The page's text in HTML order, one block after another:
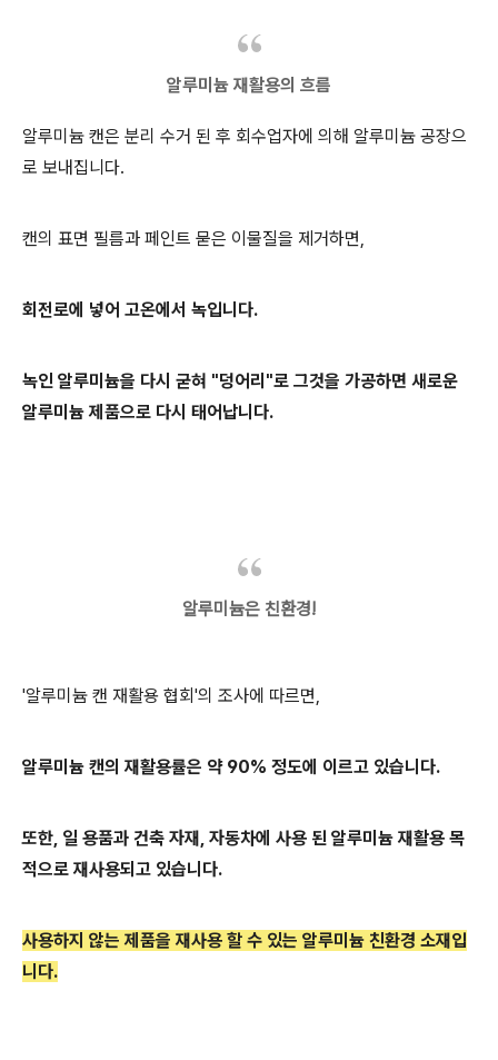
알루미늄 재활용의 흐름
알루미늄 캔은 분리 수거 된 후 회수업자에 의해 알루미늄 공장으
로 보내집니다.
캔의 표면 필름과 페인트 묻은 이물질을 제거하면,
회전로에 넣어 고온에서 녹입니다.
녹인 알루미늄을 다시 굳혀 "덩어리"로 그것을 가공하면 새로운
알루미늄 제품으로 다시 태어납니다.
알루미늄은 친환경!
'알루미늄 캔 재활용 협회'의 조사에 따르면,
알루미늄 캔의 재활용률은 약 90% 정도에 이르고 있습니다.
또한, 일 용품과 건축 자재, 자동차에 사용 된 알루미늄 재활용 목
적으로 재사용되고 있습니다.
사용하지 않는 제품을 재사용 할 수 있는 알루미늄 친환경 소재입
니다.